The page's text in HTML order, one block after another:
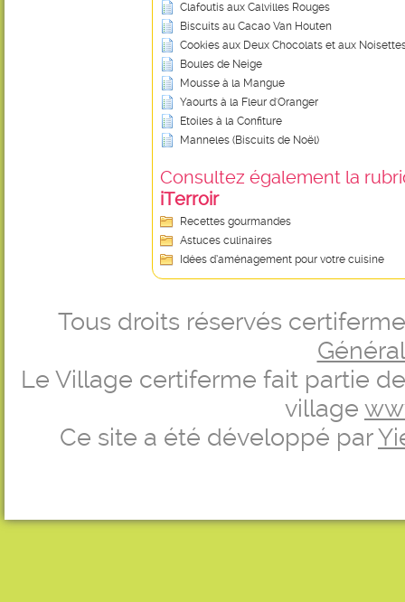
Clafoutis aux Calvilles Rouges
Biscuits au Cacao Van Houten
Cookies aux Deux Chocolats et aux
Boules de Neige
Mousse à la Mangue
Yaourts à la Fleur d'Oranger
Etoiles à la Confiture
Manneles (Biscuits de Noël)
Consultez également la
iTerroir
Recettes gourmandes
Astuces culinaires
Idées d’aménagement pour votre cuisine
Tous droits réservés
Le Village certiferme fait partie
village
Ce site a été développé par